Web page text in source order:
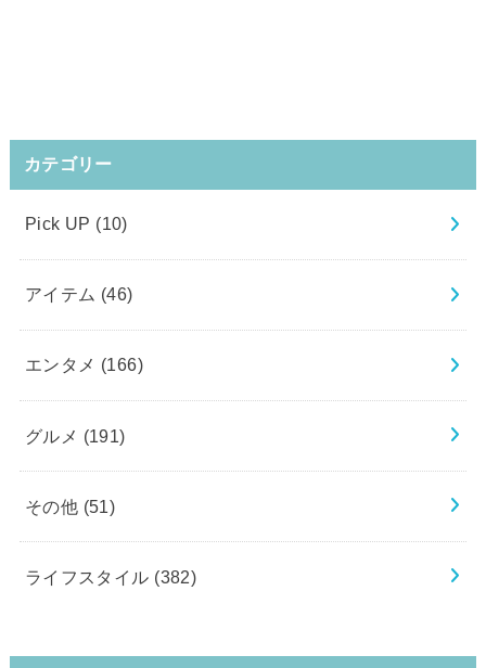
カテゴリー
Pick UP (10)
アイテム (46)
エンタメ (166)
グルメ (191)
その他 (51)
ライフスタイル (382)